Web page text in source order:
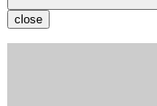
close